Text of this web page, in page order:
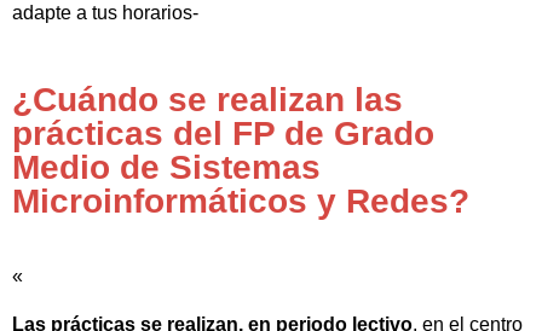
adapte a tus horarios-
¿Cuándo se realizan las
prácticas del FP de Grado
Medio de Sistemas
Microinformáticos y Redes?
«
Las prácticas se realizan, en periodo lectivo, en el centro